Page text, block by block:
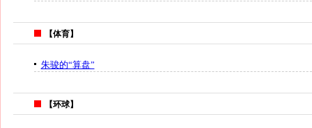
【体育】
朱骏的“算盘”
【环球】